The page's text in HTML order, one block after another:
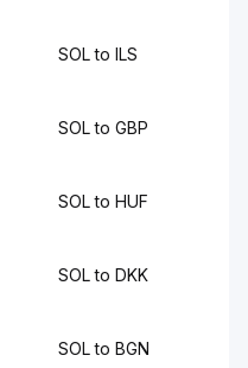
SOL to ILS
SOL to GBP
SOL to HUF
SOL to DKK
SOL to BGN